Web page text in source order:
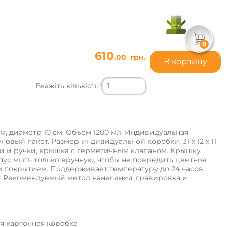
610.00 грн.
Вкажіть кількість*
диаметр 10 см. Объем 1200 мл. Индивидуальная
пакет. Размер индивидуальной коробки: 31 х 12 х 11
и ручки, крышка с герметичным клапаном. Крышку
мыть только вручную, чтобы не повредить цветное
Поддерживает температуру до 24 часов.
метод нанесения: гравировка и
картонная коробка
В корзину
0